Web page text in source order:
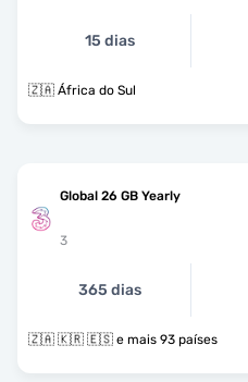
15 dias
🇿🇦 África do Sul
Global 26 GB Yearly
3
365 dias
🇿🇦 🇰🇷 🇪🇸 e mais 93 países